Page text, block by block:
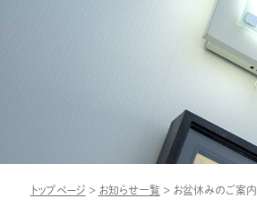
トップページ > お知らせ一覧 > お盆休みのご案内